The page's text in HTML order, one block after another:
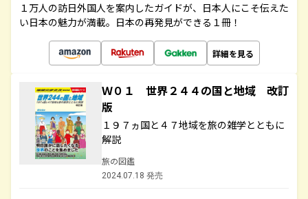
１万人の訪日外国人を案内したガイドが、日本人にこそ伝えた
い日本の魅力が満載。日本の再発見ができる１冊！
詳細を見る
Ｗ０１ 世界２４４の国と地域 改訂
版
１９７ヵ国と４７地域を旅の雑学とともに
解説
旅の図鑑
2024.07.18 発売